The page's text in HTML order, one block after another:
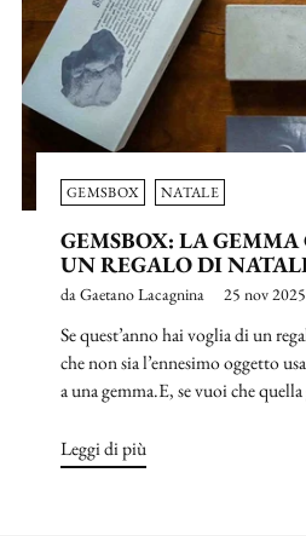
GEMSBOX NATALE
GEMSBOX: LA
UN REGALO DI
da Gaetano Lacagnina 25 nov 2025
Se quest’anno hai voglia di un
che non sia l’ennesimo oggetto
a una gemma.E, se vuoi che
Leggi di più